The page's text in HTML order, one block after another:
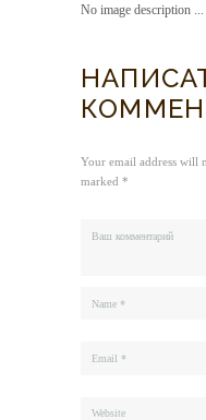
No image description ...
Your email address will
marked *